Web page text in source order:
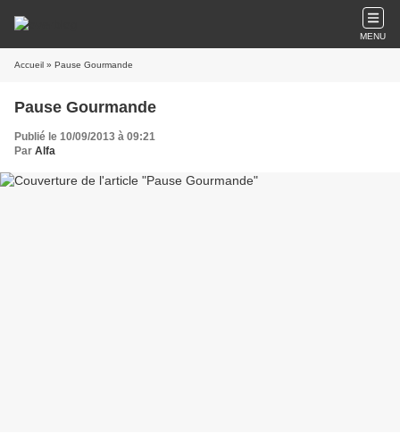
MENU
Accueil » Pause Gourmande
Pause Gourmande
Publié le 10/09/2013 à 09:21
Par Alfa